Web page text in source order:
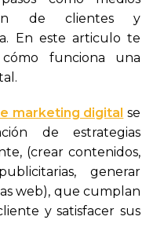
de clientes y
En este articulo te
funciona una
marketing digital se
de estrategias
(crear contenidos,
generar
web), que cumplan
y satisfacer sus